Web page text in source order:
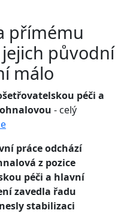
přímému
původní
málo
péči a
- celý
práce odchází
z pozice
péči a hlavní
zavedla řadu
stabilizaci